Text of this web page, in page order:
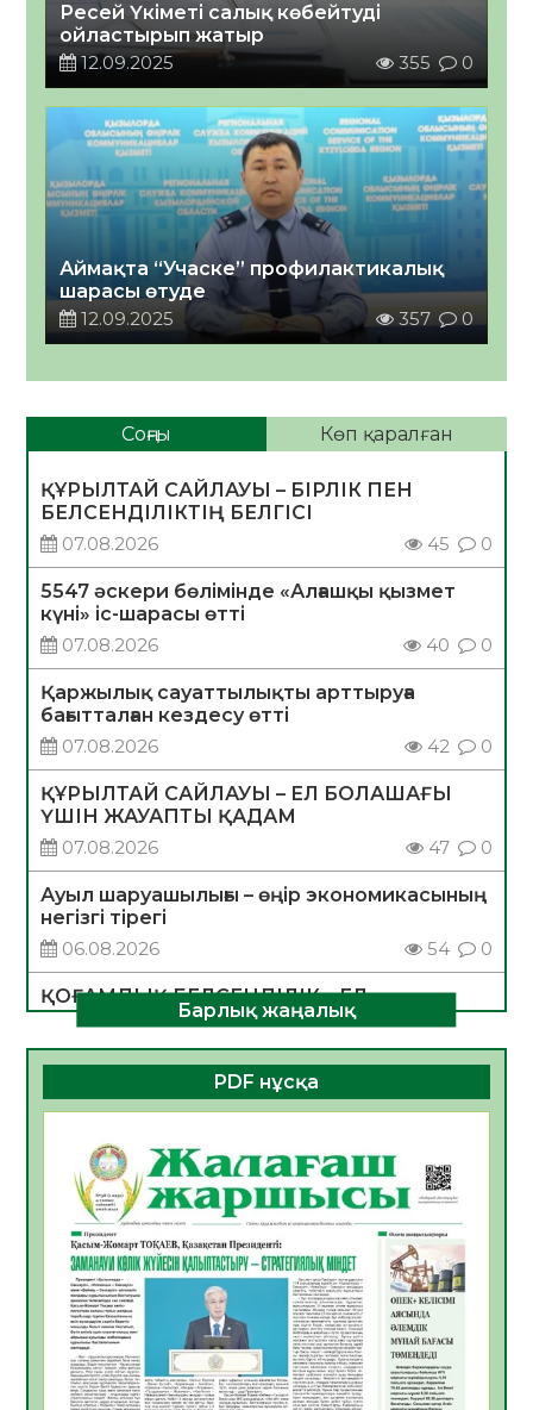
Ресей Үкіметі салық көбейтуді
ойластырып жатыр
12.09.2025
355 0
Аймақта “Учаске” профилактикалық
шарасы өтуде
12.09.2025
357 0
Соңғы Көп қаралған
ҚҰРЫЛТАЙ САЙЛАУЫ – БІРЛІК ПЕН
БЕЛСЕНДІЛІКТІҢ БЕЛГІСІ
07.08.2026
45 0
5547 әскери бөлімінде «Алғашқы қызмет
күні» іс-шарасы өтті
07.08.2026
40 0
Қаржылық сауаттылықты арттыруға
бағытталған кездесу өтті
07.08.2026
42 0
ҚҰРЫЛТАЙ САЙЛАУЫ – ЕЛ БОЛАШАҒЫ
ҮШІН ЖАУАПТЫ ҚАДАМ
07.08.2026
47 0
Ауыл шаруашылығы – өңір экономикасының
негізгі тірегі
06.08.2026
54 0
ҚОҒАМДЫҚ БЕЛСЕНДІЛІК – ЕЛ
ДАМУЫНЫҢ НЕГІЗІ
06.08.2026
52 0
ҚҰРЫЛТАЙ САЙЛАУЫ – БОЛАШАҚҚА
06.08.2026
Инфекциялық ауруларға қарсы иммундау
жұмыстарының тиімділігі
06.08.2026
56
Көкжөтел ауруы туралы
06.08.2026
54
АПВ вакцинасы туралы мәлімет
Барлық жаңалық
PDF нұсқа